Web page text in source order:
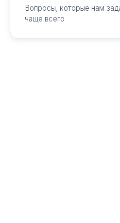
Вопросы, которые нам
чаще всего